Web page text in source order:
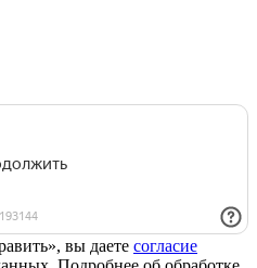
вы даете согласие